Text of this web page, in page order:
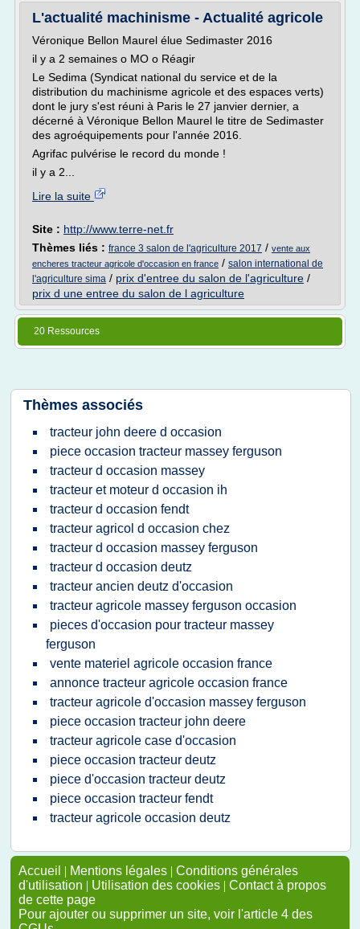
L'actualité machinisme - Actualité agricole
Véronique Bellon Maurel élue Sedimaster 2016
il y a 2 semaines o MO o Réagir
Le Sedima (Syndicat national du service et de la
distribution du machinisme agricole et des espaces verts)
dont le jury s'est réuni à Paris le 27 janvier dernier, a
décerné à Véronique Bellon Maurel le titre de Sedimaster
des agroéquipements pour l'année 2016.
Agrifac pulvérise le record du monde !
il y a 2...
Lire la suite
Site : http://www.terre-net.fr
Thèmes liés : france 3 salon de l'agriculture 2017 / vente aux
encheres tracteur agricole d'occasion en france / salon international de
l'agriculture sima / prix d'entree du salon de l'agriculture /
prix d une entree du salon de l agriculture
20 Ressources
Thèmes associés
tracteur john deere d occasion
piece occasion tracteur massey ferguson
tracteur d occasion massey
tracteur et moteur d occasion ih
tracteur d occasion fendt
tracteur agricol d occasion chez
tracteur d occasion massey ferguson
tracteur d occasion deutz
tracteur ancien deutz d'occasion
tracteur agricole massey ferguson occasion
pieces d'occasion pour tracteur massey
ferguson
vente materiel agricole occasion france
annonce tracteur agricole occasion france
tracteur agricole d'occasion massey ferguson
piece occasion tracteur john deere
tracteur agricole case d'occasion
piece occasion tracteur deutz
piece d'occasion tracteur deutz
piece occasion tracteur fendt
tracteur agricole occasion deutz
Accueil | Mentions légales | Conditions générales
d'utilisation | Utilisation des cookies | Contact à propos
de cette page
Pour ajouter ou supprimer un site, voir l'article 4 des